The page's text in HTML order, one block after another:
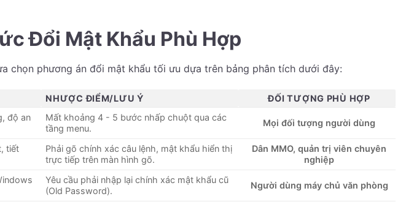
Đổi Mật Khẩu Phù Hợp
chọn phương án đổi mật khẩu tối ưu dựa trên bảng phân tích dưới đây:
NHƯỢC ĐIỂM/LƯU Ý ĐỐI TƯỢNG PHÙ HỢP
độ an
Mất khoảng 4 - 5 bước nhấp chuột qua các
tầng menu.
Mọi đối tượng người dùng
tiết
Phải gõ chính xác câu lệnh, mật khẩu hiển thị
trực tiếp trên màn hình gõ.
Dân MMO, quản trị viên chuyên
nghiệp
Yêu cầu phải nhập lại chính xác mật khẩu cũ
(Old Password).
Người dùng máy chủ văn phòng